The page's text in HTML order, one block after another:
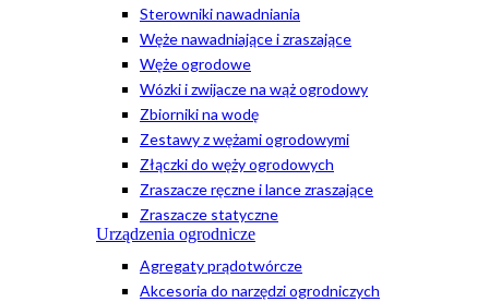
Sterowniki nawadniania
Węże nawadniające i zraszające
Węże ogrodowe
Wózki i zwijacze na wąż ogrodowy
Zbiorniki na wodę
Zestawy z wężami ogrodowymi
Złączki do węży ogrodowych
Zraszacze ręczne i lance zraszające
Zraszacze statyczne
Urządzenia ogrodnicze
Agregaty prądotwórcze
Akcesoria do narzędzi ogrodniczych